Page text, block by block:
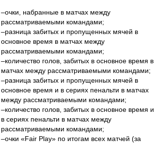
–очки, набранные в матчах между
рассматриваемыми командами;
–разница забитых и пропущенных мячей в
основное время в матчах между
рассматриваемыми командами;
–количество голов, забитых в основное время в
матчах между рассматриваемыми командами;
–разница забитых и пропущенных мячей в
основное время и в сериях пенальти в матчах
между рассматриваемыми командами;
–количество голов, забитых в основное время и
в сериях пенальти в матчах между
рассматриваемыми командами;
–очки «Fair Play» по итогам всех матчей (за